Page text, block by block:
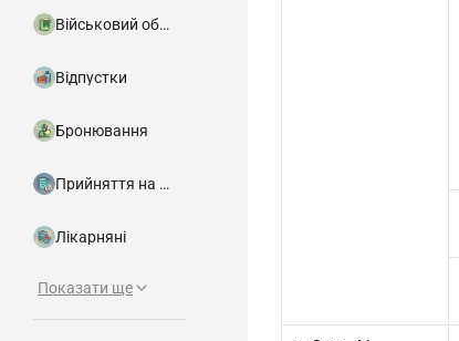
Військовий облік
Відпустки
Бронювання
Прийняття на роботу
Лікарняні
Показати ще